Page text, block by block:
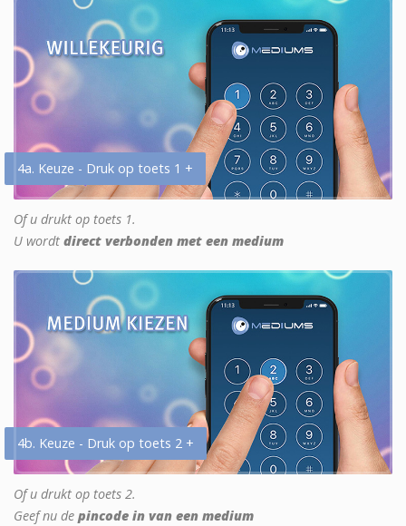
4a. Keuze - Druk op toets 1 +
Of u drukt op toets 1.
U wordt direct verbonden met een medium
4b. Keuze - Druk op toets 2 +
Of u drukt op toets 2.
Geef nu de pincode in van een medium